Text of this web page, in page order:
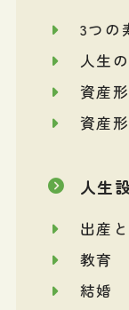
3つの
人生
資産
資産
人生
出産
教育
結婚